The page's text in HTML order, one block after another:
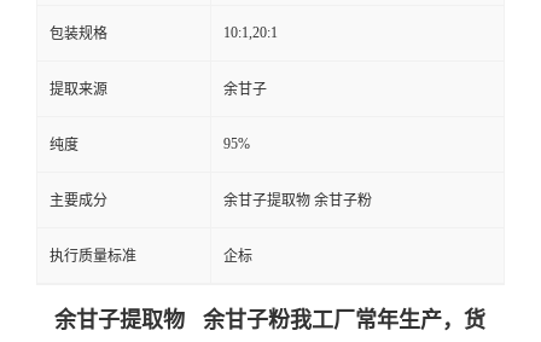
包装规格 10:1,20:1
提取来源 余甘子
纯度 95%
主要成分 余甘子提取物 余甘子粉
执行质量标准 企标
余甘子提取物 余甘子粉我工厂常年生产，货